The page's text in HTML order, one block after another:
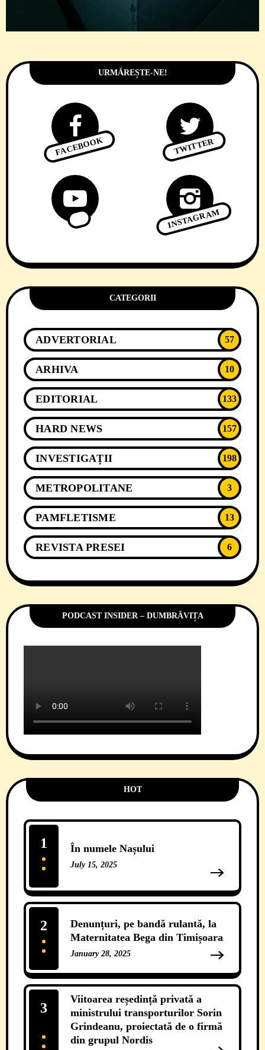
URMĂREȘTE-NE!
FACEBOOK TWITTER
INSTAGRAM
CATEGORII
ADVERTORIAL 57
ARHIVA 10
EDITORIAL 133
HARD NEWS 157
INVESTIGAȚII 198
METROPOLITANE 3
PAMFLETISME 13
REVISTA PRESEI 6
PODCAST INSIDER – DUMBRĂVIȚA
HOT
În numele Nașului
July 15, 2025
1
Denunțuri, pe bandă rulantă, la
Maternitatea Bega din Timișoara
January 28, 2025
2
Viitoarea reședință privată a
ministrului transporturilor Sorin
Grindeanu, proiectată de o firmă
din grupul Nordis
3